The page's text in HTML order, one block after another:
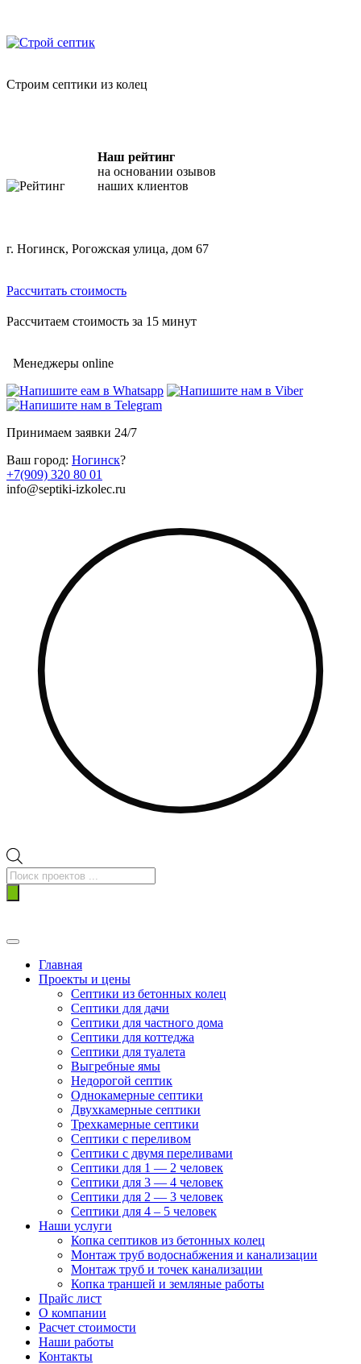
content
Строим септики из колец
Наш рейтинг
на основании озывов
наших клиентов
г. Ногинск, Рогожская улица, дом 67
Рассчитать стоимость
Рассчитаем стоимость за 15 минут
Менеджеры online
Принимаем заявки 24/7
Ваш город: Ногинск?
+7(909) 320 80 01
info@septiki-izkolec.ru
Поиск
товаров
Главная
Проекты и цены
Септики из бетонных колец
Септики для дачи
Септики для частного дома
Септики для коттеджа
Септики для туалета
Выгребные ямы
Недорогой септик
Однокамерные септики
Двухкамерные септики
Трехкамерные септики
Септики с переливом
Септики с двумя переливами
Септики для 1 — 2 человек
Септики для 3 — 4 человек
Септики для 2 — 3 человек
Септики для 4 – 5 человек
Наши услуги
Копка септиков из бетонных колец
Монтаж труб водоснабжения и канализации
Монтаж труб и точек канализации
Копка траншей и земляные работы
Прайс лист
О компании
Расчет стоимости
Наши работы
Контакты